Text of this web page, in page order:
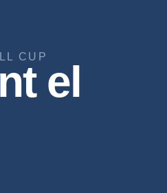
CUP
el